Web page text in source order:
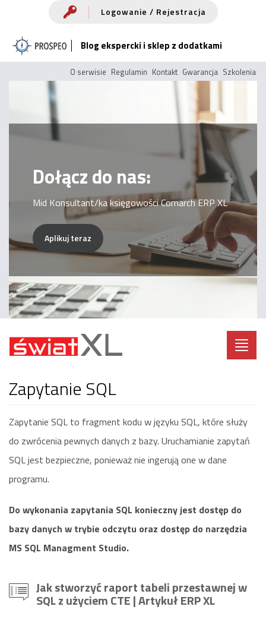
treści
Logowanie / Rejestracja
Blog ekspercki i sklep z dodatkami
O serwisie Regulamin Kontakt Gwarancja Szkolenia
Dołącz do nas:
Mid Konsultant/ka księgowości Comarch ERP XL
Aplikuj teraz
Zapytanie SQL
Zapytanie SQL to fragment kodu w języku SQL, które służy
do zwrócenia pewnych danych z bazy. Uruchamianie zapytań
SQL jest bezpieczne, ponieważ nie ingerują one w dane
programu.
Do wykonania zapytania SQL konieczny jest dostęp do
bazy danych w trybie odczytu oraz dostęp do narzędzia
MS SQL Managment Studio.
Jak stworzyć raport tabeli przestawnej w
SQL z użyciem CTE| Artykuł ERP XL